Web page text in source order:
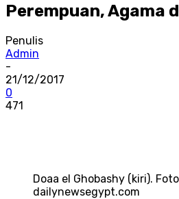
Perempuan, Agama
Penulis
Admin
-
21/12/2017
0
471
Doaa el Ghobashy (kiri).
dailynewsegypt.com